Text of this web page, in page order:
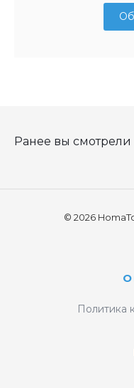
Ранее вы смотрели
© 2026
О
Политика